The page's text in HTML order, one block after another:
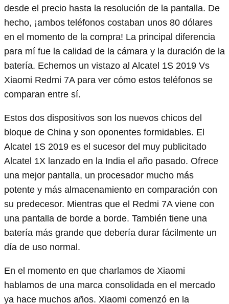
desde el precio hasta la resolución de la pantalla. De
hecho, ¡ambos teléfonos costaban unos 80 dólares
en el momento de la compra! La principal diferencia
para mí fue la calidad de la cámara y la duración de la
batería. Echemos un vistazo al Alcatel 1S 2019 Vs
Xiaomi Redmi 7A para ver cómo estos teléfonos se
comparan entre sí.
Estos dos dispositivos son los nuevos chicos del
bloque de China y son oponentes formidables. El
Alcatel 1S 2019 es el sucesor del muy publicitado
Alcatel 1X lanzado en la India el año pasado. Ofrece
una mejor pantalla, un procesador mucho más
potente y más almacenamiento en comparación con
su predecesor. Mientras que el Redmi 7A viene con
una pantalla de borde a borde. También tiene una
batería más grande que debería durar fácilmente un
día de uso normal.
En el momento en que charlamos de Xiaomi
hablamos de una marca consolidada en el mercado
ya hace muchos años. Xiaomi comenzó en la